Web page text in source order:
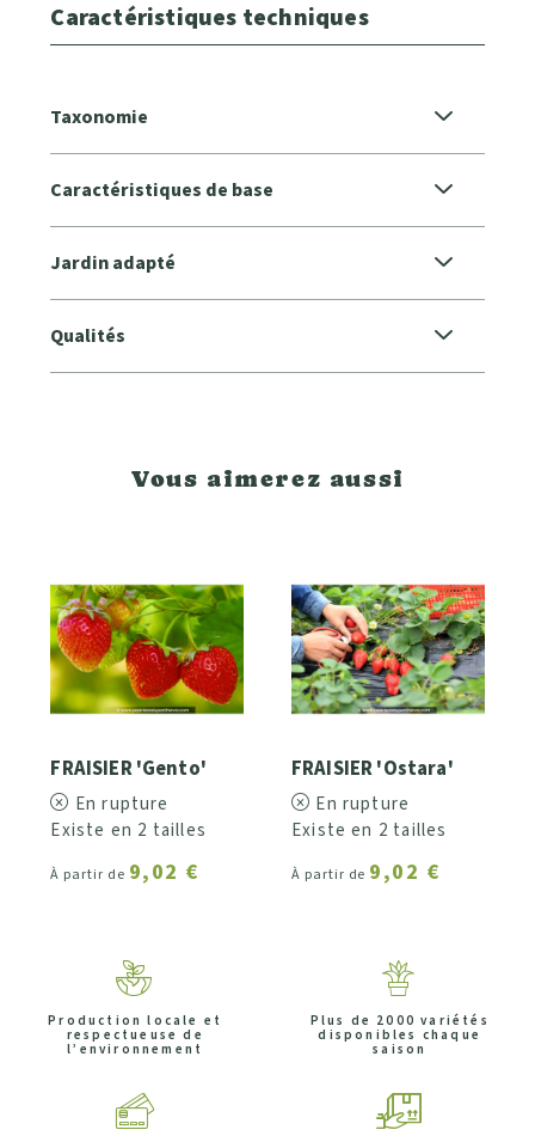
Caractéristiques techniques
Taxonomie
Caractéristiques de base
Jardin adapté
Qualités
Vous aimerez aussi
FRAISIER 'Gento'
En rupture
Existe en 2 tailles
À partir de 9,02 €
FRAISIER 'Ostara'
En rupture
Existe en 2 tailles
À partir de 9,02 €
Production locale et
respectueuse de
l’environnement
Plus de 2000 variétés
disponibles chaque
saison